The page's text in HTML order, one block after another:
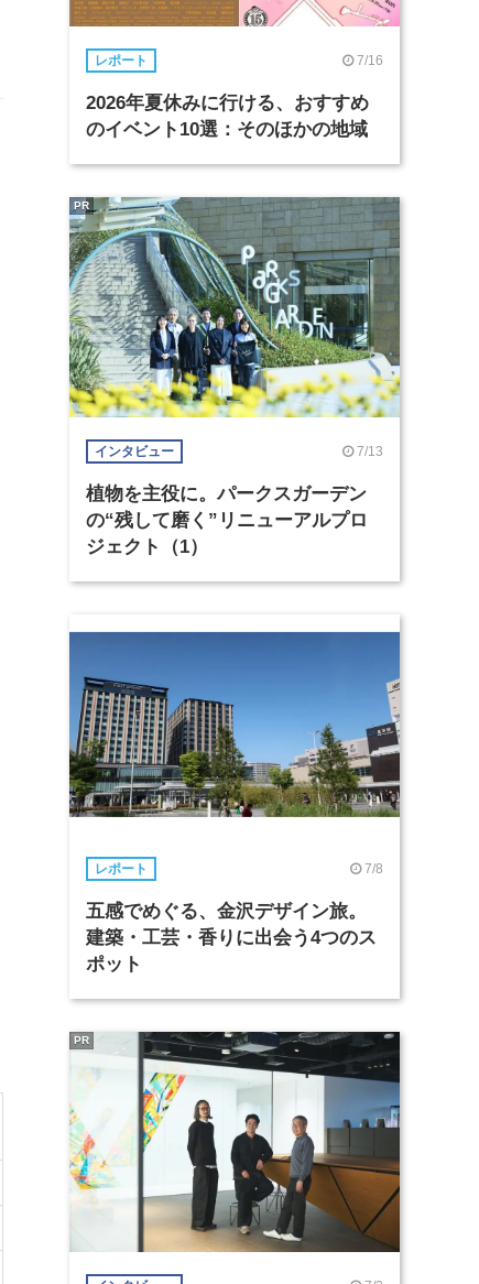
レポート 7/16
2026年夏休みに行ける、おすすめ
のイベント10選：そのほかの地域
インタビュー 7/13
植物を主役に。パークスガーデン
の“残して磨く”リニューアルプロ
ジェクト（1）
PR
レポート 7/8
五感でめぐる、金沢デザイン旅。
建築・工芸・香りに出会う4つのス
ポット
PR